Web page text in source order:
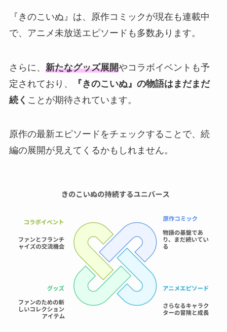
『きのこいぬ』は、原作コミックが現在も連載中
で、アニメ未放送エピソードも多数あります。
さらに、 新たなグッズ展開やコラボイベントも予
定されており、
『きのこいぬ』の物語はまだまだ
続く ことが期待されています。
原作の最新エピソードをチェックすることで、続
編の展開が見えてくるかもしれません。